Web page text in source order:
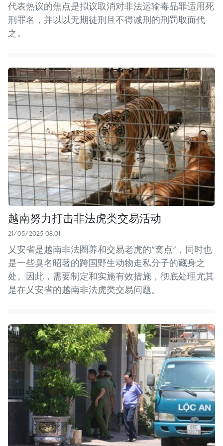
代表热议的焦点是拟议取消对非法运输毒品罪适用死
刑罪名，并以以无期徒刑且不得减刑的刑罚取而代
之。
越南努力打击非法虎类交易活动
21/05/2025 08:01
乂安省是越南非法圈养和交易老虎的“窝点”，同时也
是一些臭名昭著的跨国野生动物走私分子的藏身之
处。因此，需要制定和实施有效措施，彻底处理尤其
是在乂安省的越南非法虎类交易问题。